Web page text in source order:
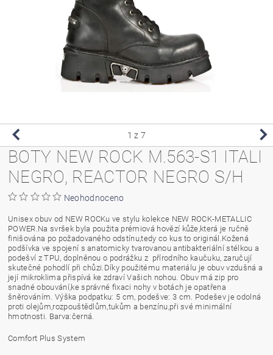
1 z 7
BOTY NEW ROCK M.563-S1 ITALI
NEGRO, REACTOR NEGRO S/H
Neohodnoceno
Unisex obuv od NEW ROCKu ve stylu kolekce NEW ROCK-METALLIC
POWER.Na svršek byla použita prémiová hovězí kůže,která je ručně
finišována po požadovaného odstínu,tedy co kus to originál.Kožená
podšívka ve spojení s anatomicky tvarovanou antibakteriální stélkou a
podešví z TPU, doplněnou o podrážku z přírodního kaučuku, zaručují
skutečné pohodlí při chůzi.Díky použitému materiálu je obuv vzdušná a
její mikroklima přispívá ke zdraví Vašich nohou. Obuv má zip pro
snadné obouvání,ke správné fixaci nohy v botách je opatřena
šněrováním. Výška podpatku: 5 cm, podešve: 3 cm. Podešev je odolná
proti olejům,rozpouštědlům,tukům a benzínu,při své minimální
hmotnosti. Barva:černá.
Comfort Plus System